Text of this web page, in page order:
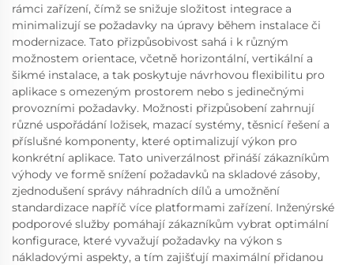
rámci zařízení, čímž se snižuje složitost integrace a
minimalizují se požadavky na úpravy během instalace či
modernizace. Tato přizpůsobivost sahá i k různým
možnostem orientace, včetně horizontální, vertikální a
šikmé instalace, a tak poskytuje návrhovou flexibilitu pro
aplikace s omezeným prostorem nebo s jedinečnými
provozními požadavky. Možnosti přizpůsobení zahrnují
různé uspořádání ložisek, mazací systémy, těsnicí řešení a
příslušné komponenty, které optimalizují výkon pro
konkrétní aplikace. Tato univerzálnost přináší zákazníkům
výhody ve formě snížení požadavků na skladové zásoby,
zjednodušení správy náhradních dílů a umožnění
standardizace napříč více platformami zařízení. Inženýrské
podporové služby pomáhají zákazníkům vybrat optimální
konfigurace, které vyvažují požadavky na výkon s
nákladovými aspekty, a tím zajišťují maximální přidanou